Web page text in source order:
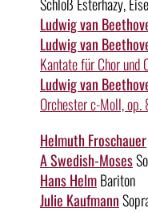
Ludwig van
Ludwig van
Kantate für Chor und
Ludwig van
Orchester c-Moll, op.
Helmuth Froschauer
A Swedish-Moses
Hans HelmBariton
Julie Kaufmann